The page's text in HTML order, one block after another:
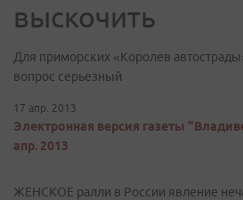
выскочить
Для приморских «Королев
вопрос серьезный
17 апр. 2013
Электронная версия газеты
апр. 2013
ЖЕНСКОЕ ралли в России явление